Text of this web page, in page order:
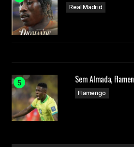
Real Madrid
Sem Almada,
Flamengo